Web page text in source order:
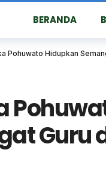
BERANDA
Pohuwato Hidupkan
Guru